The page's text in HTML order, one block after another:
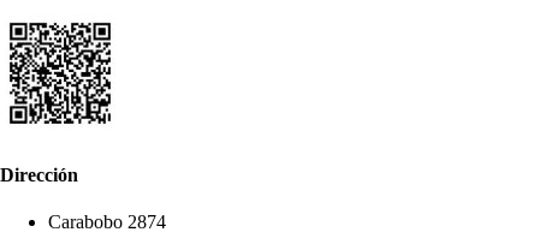
Dirección
Carabobo 2874